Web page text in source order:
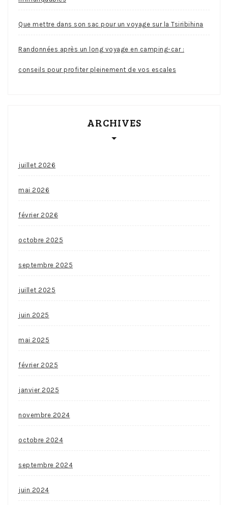
Que mettre dans son sac pour un voyage sur la Tsiribihina
Randonnées après un long voyage en camping-car :
conseils pour profiter pleinement de vos escales
ARCHIVES
juillet 2026
mai 2026
février 2026
octobre 2025
septembre 2025
juillet 2025
juin 2025
mai 2025
février 2025
janvier 2025
novembre 2024
octobre 2024
septembre 2024
juin 2024